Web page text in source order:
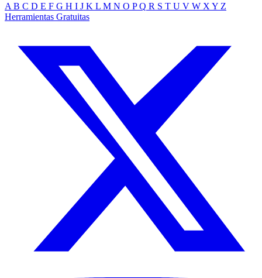
A B C D E F G H I J K L M N O P Q R S T U V W X Y Z
Herramientas Gratuitas